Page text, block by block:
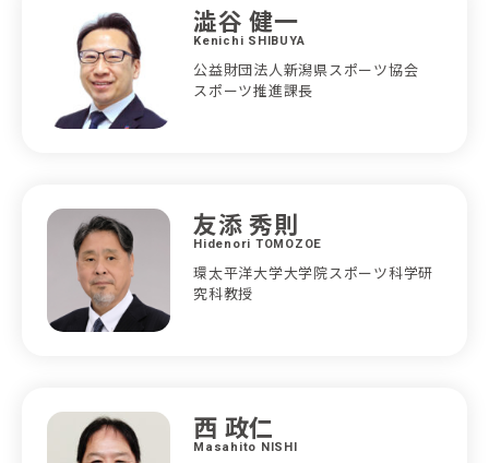
澁谷 健一
Kenichi SHIBUYA
公益財団法人新潟県スポーツ協会
スポーツ推進課長
友添 秀則
Hidenori TOMOZOE
環太平洋大学大学院スポーツ科学研
究科教授
西 政仁
Masahito NISHI